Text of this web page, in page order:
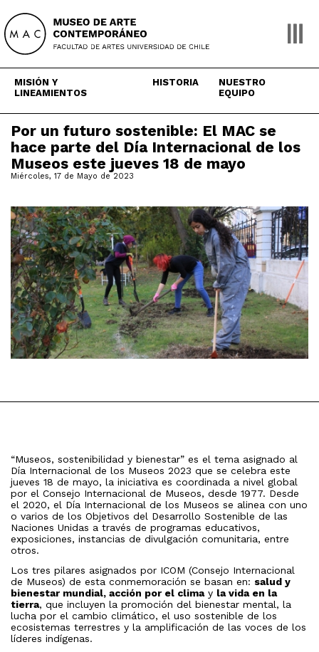
content
MISIÓN Y
LINEAMIENTOS
HISTORIA
NUESTRO
EQUIPO
Por un futuro sostenible: El MAC se
hace parte del Día Internacional de los
Museos este jueves 18 de mayo
Miércoles, 17 de Mayo de 2023
“Museos, sostenibilidad y bienestar” es el tema asignado al
Día Internacional de los Museos 2023 que se celebra este
jueves 18 de mayo, la iniciativa es coordinada a nivel global
por el Consejo Internacional de Museos, desde 1977. Desde
el 2020, el Día Internacional de los Museos se alinea con uno
o varios de los Objetivos del Desarrollo Sostenible de las
Naciones Unidas a través de programas educativos,
exposiciones, instancias de divulgación comunitaria, entre
otros.
Los tres pilares asignados por ICOM (Consejo Internacional
de Museos) de esta conmemoración se basan en: salud y
bienestar mundial, acción por el climay la vida en la
tierra, que incluyen la promoción del bienestar mental, la
lucha por el cambio climático, el uso sostenible de los
ecosistemas terrestres y la amplificación de las voces de los
líderes indígenas.